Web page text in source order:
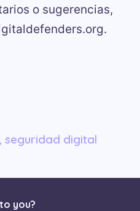
o sugerencias,
,seguridad digital
you?